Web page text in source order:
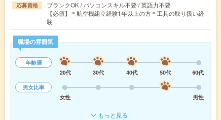
応募資格
ブランクOK / パソコンスキル不要 / 英語力不要
【必須】＊航空機組立経験1年以上の方＊工具の取り扱い経
験
職場の雰囲気
年齢層
20代
30代 40代 50代
60代
男女比率
女性
男性
もっと見る